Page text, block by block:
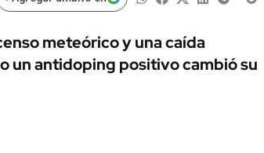
AUTOS
meteórico y una caída
un antidoping positivo cambió su